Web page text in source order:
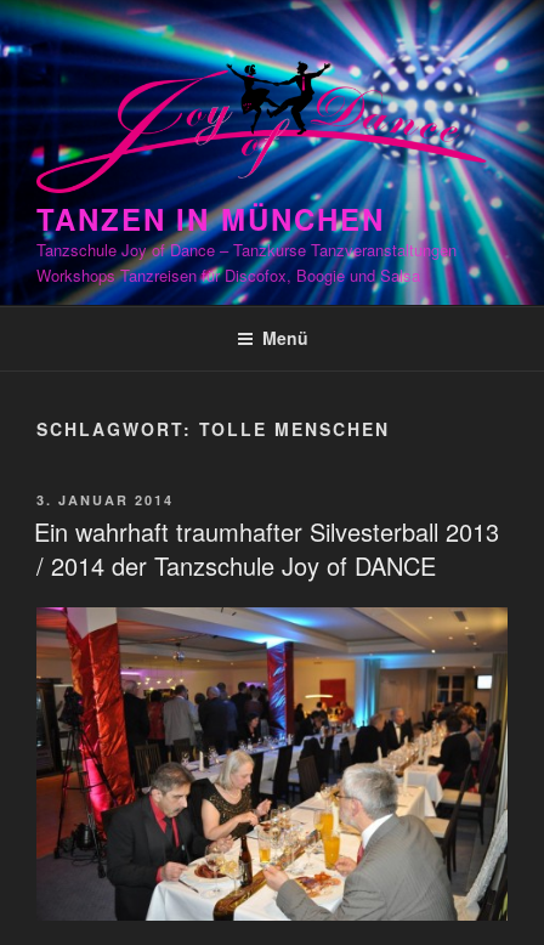
Zum
Inhalt
springen
TANZEN IN MÜNCHEN
Tanzschule Joy of Dance – Tanzkurse Tanzveranstaltungen
Workshops Tanzreisen für Discofox, Boogie und Salsa
Menü
SCHLAGWORT: TOLLE MENSCHEN
VERÖFFENTLICHT
AM
3. JANUAR 2014
Ein wahrhaft traumhafter Silvesterball 2013
/ 2014 der Tanzschule Joy of DANCE